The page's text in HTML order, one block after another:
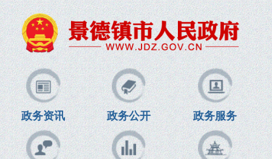
政务资讯 政务公开 政务服务